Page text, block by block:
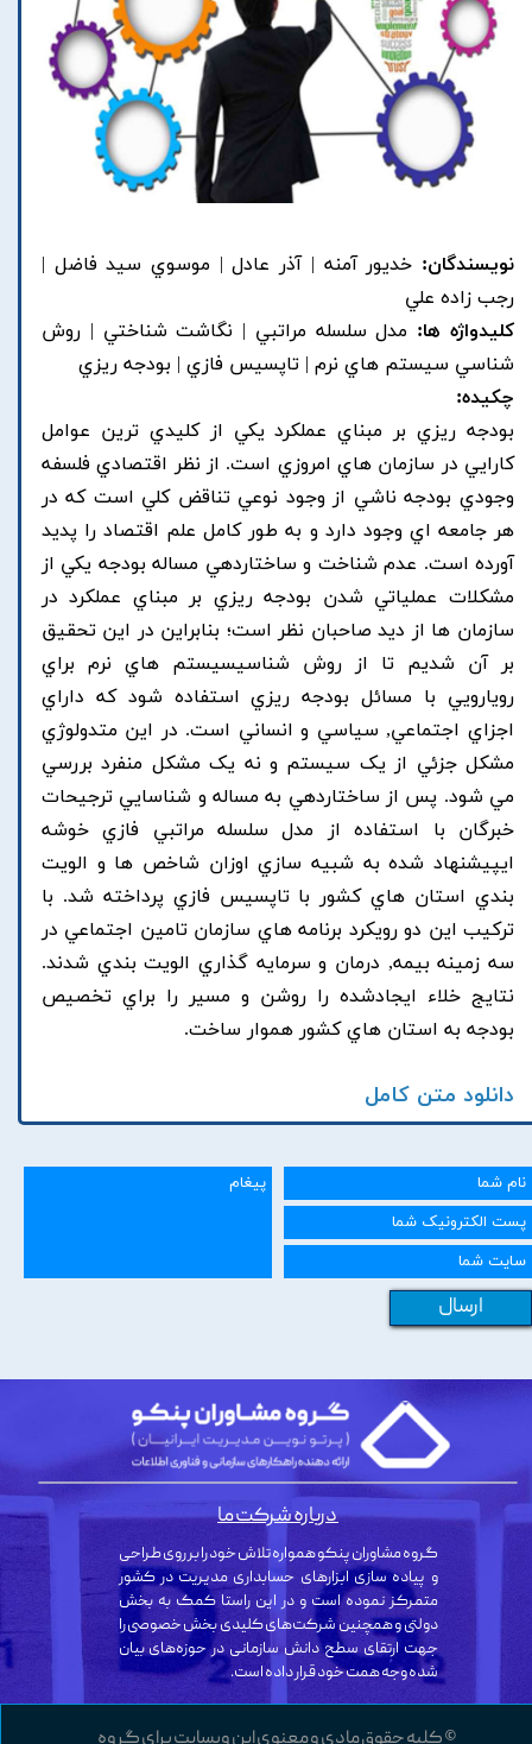
نویسندگان: خديور آمنه | آذر عادل | موسوي سيد فاضل |
رجب زاده علي
کلیدواژه ها: مدل سلسله مراتبي | نگاشت شناختي | روش
شناسي سيستم هاي نرم | تاپسيس فازي | بودجه ريزي
چکیده:
بودجه ريزي بر مبناي عملکرد يکي از کليدي ترين عوامل
کارايي در سازمان هاي امروزي است. از نظر اقتصادي فلسفه
وجودي بودجه ناشي از وجود نوعي تناقض کلي است که در
هر جامعه اي وجود دارد و به طور کامل علم اقتصاد را پديد
آورده است. عدم شناخت و ساختاردهي مساله بودجه يکي از
مشکلات عملياتي شدن بودجه ريزي بر مبناي عملکرد در
سازمان ها از ديد صاحبان نظر است؛ بنابراين در اين تحقيق
بر آن شديم تا از روش شناسيسيستم هاي نرم براي
رويارويي با مسائل بودجه ريزي استفاده شود که داراي
اجزاي اجتماعي, سياسي و انساني است. در اين متدولوژي
مشکل جزئي از يک سيستم و نه يک مشکل منفرد بررسي
مي شود. پس از ساختاردهي به مساله و شناسايي ترجيحات
خبرگان با استفاده از مدل سلسله مراتبي فازي خوشه
ايپيشنهاد شده به شبيه سازي اوزان شاخص ها و الويت
بندي استان هاي کشور با تاپسيس فازي پرداخته شد. با
ترکيب اين دو رويکرد برنامه هاي سازمان تامين اجتماعي در
سه زمينه بيمه, درمان و سرمايه گذاري الويت بندي شدند.
نتايج خلاء ايجادشده را روشن و مسير را براي تخصيص
بودجه به استان هاي کشور هموار ساخت.
دانلود متن کامل
ارسال
گروه مشاوران پنکو همواره تلاش خود را بر روی طراحی
و پیاده سازی ابزارهای حسابداری مدیریت در کشور
متمرکز نموده است و در این راستا کمک به بخش
دولتی و همچنین شرکت‌های کلیدی بخش خصوصی را
جهت ارتقای سطح دانش سازمانی در حوزه‌های بیان
شده وجه همت خود قرار داده است.
درباره شرکت ما